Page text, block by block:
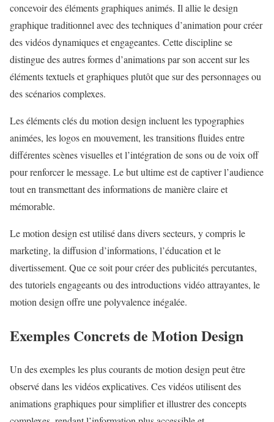
concevoir des éléments graphiques animés. Il allie le design
graphique traditionnel avec des techniques d’animation pour créer
des vidéos dynamiques et engageantes. Cette discipline se
distingue des autres formes d’animations par son accent sur les
éléments textuels et graphiques plutôt que sur des personnages ou
des scénarios complexes.
Les éléments clés du motion design incluent les typographies
animées, les logos en mouvement, les transitions fluides entre
différentes scènes visuelles et l’intégration de sons ou de voix off
pour renforcer le message. Le but ultime est de captiver l’audience
tout en transmettant des informations de manière claire et
mémorable.
Le motion design est utilisé dans divers secteurs, y compris le
marketing, la diffusion d’informations, l’éducation et le
divertissement. Que ce soit pour créer des publicités percutantes,
des tutoriels engageants ou des introductions vidéo attrayantes, le
motion design offre une polyvalence inégalée.
Exemples Concrets de Motion Design
Un des exemples les plus courants de motion design peut être
observé dans les vidéos explicatives. Ces vidéos utilisent des
animations graphiques pour simplifier et illustrer des concepts